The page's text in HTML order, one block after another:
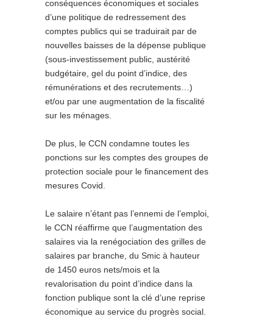
conséquences économiques et sociales
d’une politique de redressement des
comptes publics qui se traduirait par de
nouvelles baisses de la dépense publique
(sous-investissement public, austérité
budgétaire, gel du point d’indice, des
rémunérations et des recrutements…)
et/ou par une augmentation de la fiscalité
sur les ménages.
De plus, le CCN condamne toutes les
ponctions sur les comptes des groupes de
protection sociale pour le financement des
mesures Covid.
Le salaire n’étant pas l’ennemi de l’emploi,
le CCN réaffirme que l’augmentation des
salaires via la renégociation des grilles de
salaires par branche, du Smic à hauteur
de 1450 euros nets/mois et la
revalorisation du point d’indice dans la
fonction publique sont la clé d’une reprise
économique au service du progrès social.